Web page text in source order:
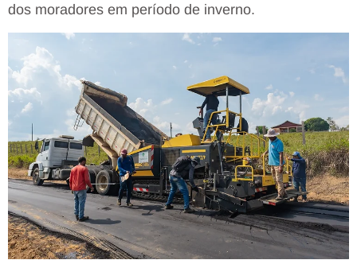
dos moradores em período de inverno.